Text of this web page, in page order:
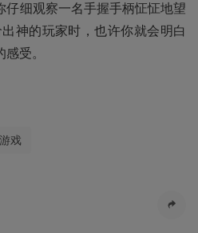
细观察一名手握手柄怔怔地望
神的玩家时，也许你就会明白
受。
游戏